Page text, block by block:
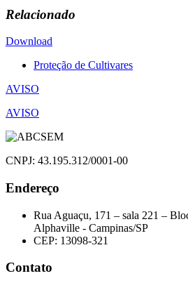
Relacionado
Download
Proteção de Cultivares
Navegação
de
Post
AVISO
AVISO
CNPJ: 43.195.312/0001-00
Endereço
Rua Aguaçu, 171 – sala 221 –
Alphaville - Campinas/SP
CEP: 13098-321
Contato